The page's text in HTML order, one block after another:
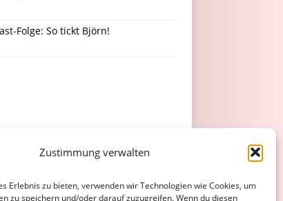
Zustimmung verwalten
Erlebnis zu bieten, verwenden wir Technologien wie Cookies, um
zu speichern und/oder darauf zuzugreifen. Wenn du diesen
Folge: So tickt Björn!